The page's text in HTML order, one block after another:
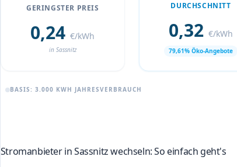
GERINGSTER PREIS
0,24€/kWh
in Sassnitz
DURCHSCHNITT
0,32 €/kWh
79,61% Öko-Angebote
BASIS: 3.000 KWH JAHRESVERBRAUCH
Stromanbieter in Sassnitz wechseln: So einfach geht's